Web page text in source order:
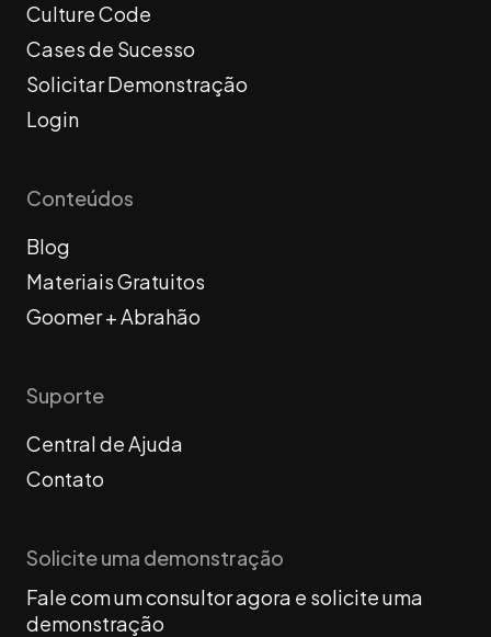
Culture Code
Cases de Sucesso
Solicitar Demonstração
Login
Conteúdos
Blog
Materiais Gratuitos
Goomer + Abrahão
Suporte
Central de Ajuda
Contato
Solicite uma demonstração
Fale com um consultor agora e solicite uma
demonstração